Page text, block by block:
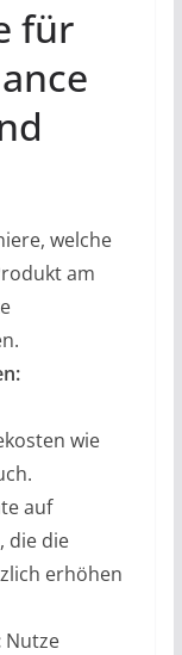
für
welche
am
wie
auf
die die
erhöhen
Nutze